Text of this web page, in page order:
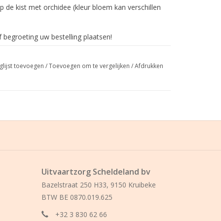
kist met orchidee (kleur bloem kan verschillen
uw bestelling plaatsen!
toevoegen /Toevoegen om te vergelijken /Afdrukken
Uitvaartzorg Scheldeland bv
Bazelstraat 250 H33, 9150 Kruibeke
BTW BE 0870.019.625
+32 3 830 62 66